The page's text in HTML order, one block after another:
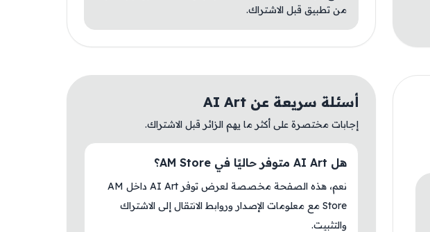
من تطبيق قبل الاشتراك.
أسئلة سريعة عن AI Art
إجابات مختصرة على أكثر ما يهم الزائر قبل الاشتراك.
هل AI Art متوفر حاليًا في AM Store؟
نعم، هذه الصفحة مخصصة لعرض توفر AI Art داخل AM
Store مع معلومات الإصدار وروابط الانتقال إلى الاشتراك
والتثبيت.